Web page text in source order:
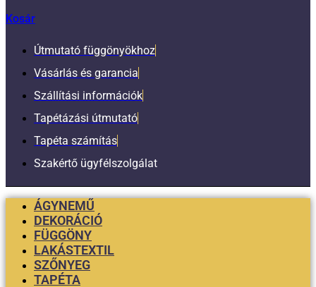
Kosár
Útmutató függönyökhoz
Vásárlás és garancia
Szállítási információk
Tapétázási útmutató
Tapéta számítás
Szakértő ügyfélszolgálat
ÁGYNEMŰ
DEKORÁCIÓ
FÜGGÖNY
LAKÁSTEXTIL
SZŐNYEG
TAPÉTA